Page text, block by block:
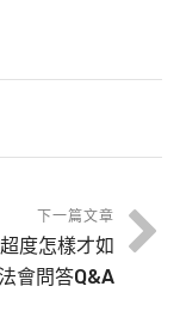
下一篇文章
度怎樣才如
會問答Q&A